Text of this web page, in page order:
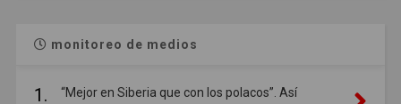
monitoreo de medios
1.
“Mejor en Siberia que con los polacos”. Así